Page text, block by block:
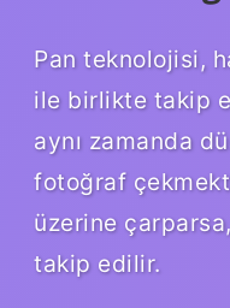
Pan teknolojisi,
ile birlikte takip
aynı zamanda
fotoğraf
üzerine
takip edilir.